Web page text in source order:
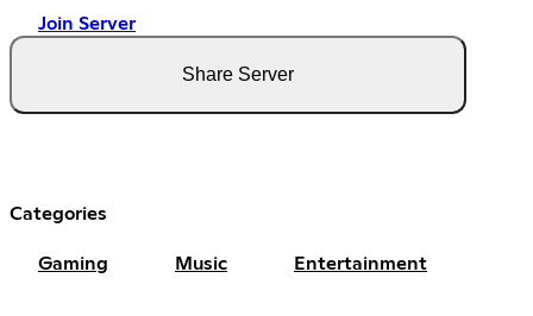
Join Server
Share Server
Categories
Gaming Music Entertainment